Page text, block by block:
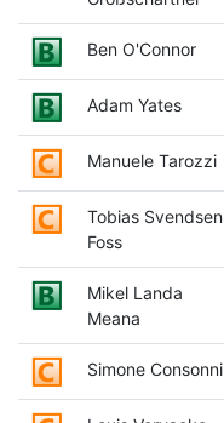
Ben O'Connor
Adam Yates
Manuele Tarozzi
Tobias Svendsen
Foss
Mikel Landa
Meana
Simone Consonni